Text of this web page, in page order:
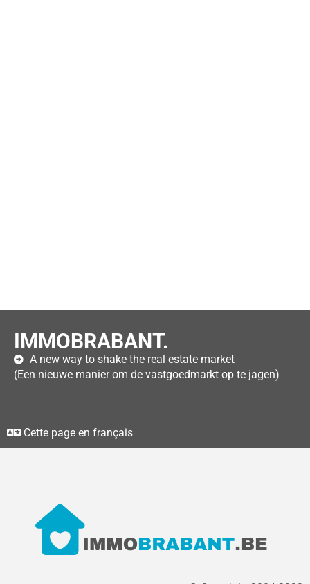
IMMOBRABANT.
A new way to shake the real estate market
(Een nieuwe manier om de vastgoedmarkt op te jagen)
Cette page en français